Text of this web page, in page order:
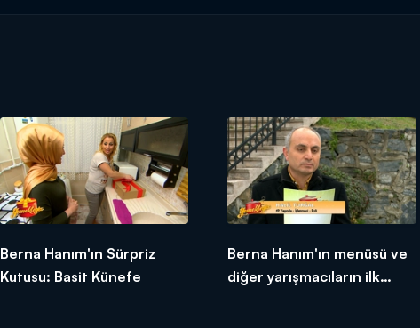
Berna Hanım'ın Sürpriz
Kutusu: Basit Künefe
Berna Hanım'ın menüsü ve
diğer yarışmacıların ilk